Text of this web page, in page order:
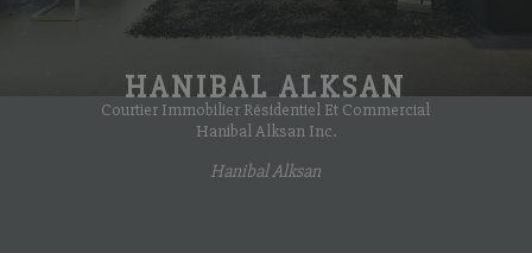
HANIBAL ALKSAN
Courtier Immobilier Résidentiel Et Commercial
Hanibal Alksan Inc.
Hanibal Alksan